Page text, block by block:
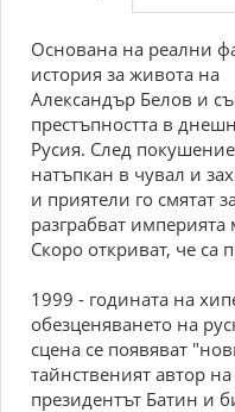
Основана на реални
история за живота на
Александър Белов и
престъпността в
Русия. След
натъпкан в чувал и
и приятели го смятат
разграбват империята
Скоро откриват, че са
1999 - годината на
обезценяването на
сцена се появяват
тайнственият автор
президентът Батин и